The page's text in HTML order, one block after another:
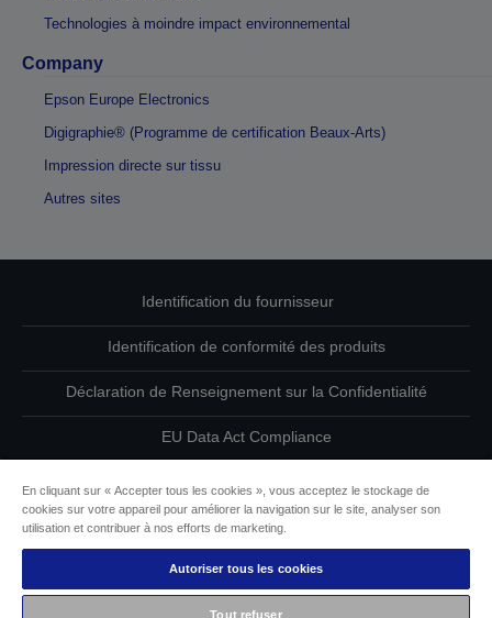
Technologies à moindre impact environnemental
Company
Epson Europe Electronics
Digigraphie® (Programme de certification Beaux-Arts)
Impression directe sur tissu
Autres sites
Identification du fournisseur
Identification de conformité des produits
Déclaration de Renseignement sur la Confidentialité
EU Data Act Compliance
Informations sur les cookies
L’engagement d’Epson pour l’accessibilité
En cliquant sur « Accepter tous les cookies », vous acceptez le stockage de
cookies sur votre appareil pour améliorer la navigation sur le site, analyser son
utilisation et contribuer à nos efforts de marketing.
Autoriser tous les cookies
Tout refuser